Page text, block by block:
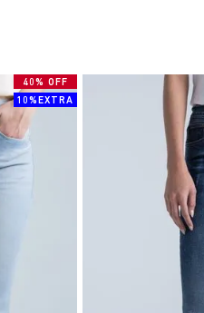
40% OFF
10%EXTRA